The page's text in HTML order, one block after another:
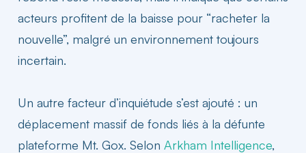
acteurs profitent de la baisse pour “racheter la
nouvelle”, malgré un environnement toujours
incertain.
Un autre facteur d’inquiétude s’est ajouté : un
déplacement massif de fonds liés à la défunte
plateforme Mt. Gox. Selon Arkham Intelligence,